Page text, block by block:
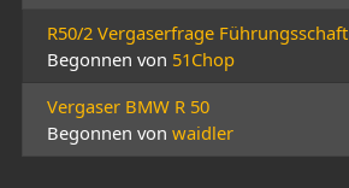
R50/2 Vergaserfrage Führungsschaft
Begonnen von 51Chop
Vergaser BMW R 50
Begonnen von waidler